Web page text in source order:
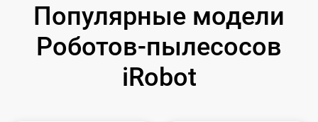
Популярные модели
Роботов-пылесосов
iRobot